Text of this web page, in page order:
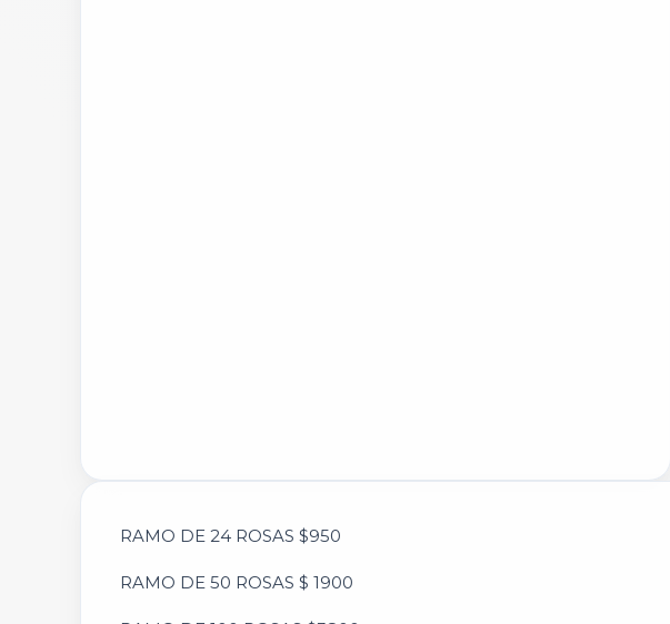
RAMO DE 24 ROSAS $950
RAMO DE 50 ROSAS $ 1900